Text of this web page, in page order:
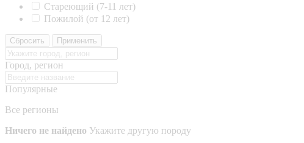
Стареющий (7-11 лет)
Пожилой (от 12 лет)
Сбросить Применить
Город, регион
Популярные
Все регионы
Ничего не найдено Укажите другую породу